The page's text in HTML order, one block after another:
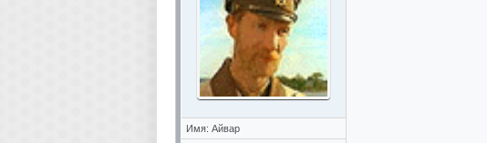
Имя: Айвар